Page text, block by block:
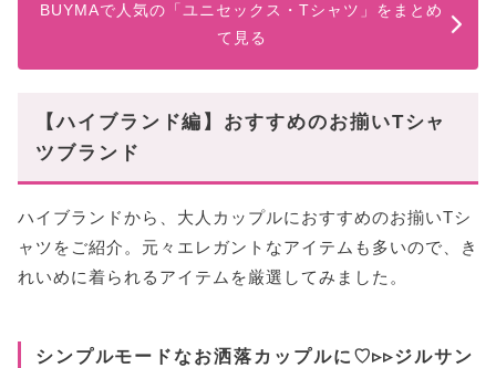
BUYMAで人気の「ユニセックス・Tシャツ」をまとめ
て見る
【ハイブランド編】おすすめのお揃いTシャ
ツブランド
ハイブランドから、大人カップルにおすすめのお揃いTシ
ャツをご紹介。元々エレガントなアイテムも多いので、き
れいめに着られるアイテムを厳選してみました。
シンプルモードなお洒落カップルに♡▹▹ジルサン